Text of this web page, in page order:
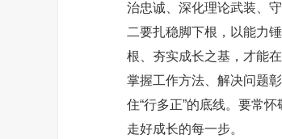
治忠诚、深化理论武装、
二要扎稳脚下根，以能力
根、夯实成长之基，才能
掌握工作方法、解决问题
住“行多正”的底线。要常
走好成长的每一步。